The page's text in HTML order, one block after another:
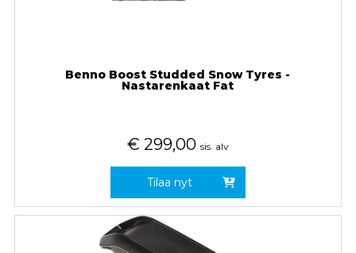
Benno Boost Studded Snow Tyres -
Nastarenkaat Fat
€ 299,00 sis. alv
Tilaa nyt